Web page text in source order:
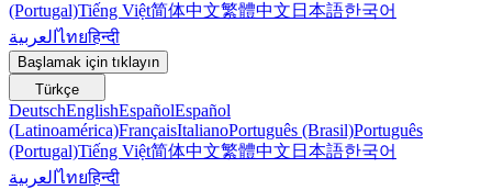
(Portugal)Tiếng Việt简体中文繁體中文 日本語한국어
العربيةไทยहिन्दी
Başlamak için tıklayın
Türkçe
DeutschEnglishEspañolEspañol
(Latinoamérica)FrançaisItalianoPortuguês (Brasil)Português
(Portugal)Tiếng Việt简体中文繁體中文 日本語한국어
العربيةไทยहिन्दी